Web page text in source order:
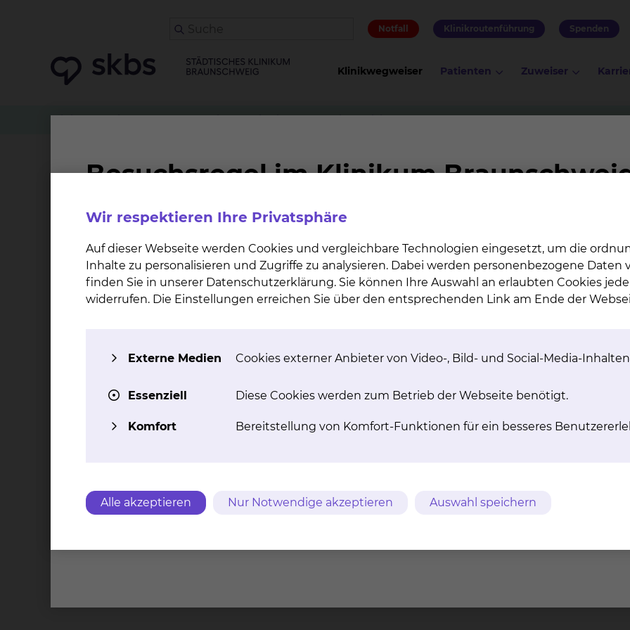
Notfall Klinikroutenführung Spenden
Klinikwegweiser Patienten Zuweiser
Klinikwegweiser Neonatologie & Pädiatrische Intensivmedizin Patientenfürsprecherinnen
Patientenfürsprecherinnen
Dem Klinikum Braunschweig ist es ein wichtiges Anliegen, dass Sie mit Ihrem Krankenhausaufenthalt
das Sie mit einer neutralen Person besprechen möchten, so nehmen sich unsere
vertrauensvollen Gespräch.
Zu den Aufgaben unserer ehrenamtlichen und unabhängigen Patientenfürsprecherinnen gehört
Wir respektieren Ihre Privatsphäre
Auf dieser Webseite werden Cookies und vergleichbare Technologien eingesetzt, um die
Inhalte zu personalisieren und Zugriffe zu analysieren. Dabei werden personenbezogene Daten
finden Sie in unserer Datenschutzerklärung. Sie können Ihre Auswahl an erlaubten Cookies
widerrufen. Die Einstellungen erreichen Sie über den entsprechenden Link am Ende der
Externe Medien Cookies externer Anbieter von Video-, Bild- und Social-Media-
Essenziell Diese Cookies werden zum Betrieb der Webseite benötigt.
Komfort Bereitstellung von Komfort-Funktionen für ein besseres
Alle akzeptieren Nur Notwendige akzeptieren Auswahl speichern